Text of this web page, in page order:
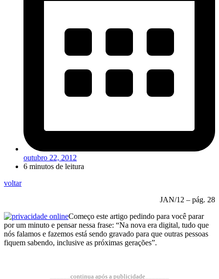
outubro 22, 2012
6 minutos de leitura
voltar
JAN/12 – pág. 28
Começo este artigo pedindo para você parar
por um minuto e pensar nessa frase: “Na nova era digital, tudo que
nós falamos e fazemos está sendo gravado para que outras pessoas
fiquem sabendo, inclusive as próximas gerações”.
______continua após a publicidade_______